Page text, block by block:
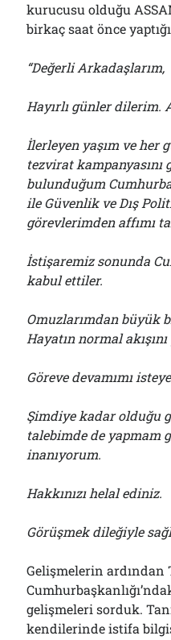
kurucusu olduğu
birkaç saat önce
“Değerli Arkadaşlarım,
Hayırlı günler dilerim.
İlerleyen yaşım ve her
tezvirat kampanyasını
bulunduğum
ile Güvenlik ve Dış
görevlerimden affımı
İstişaremiz sonunda
kabul ettiler.
Omuzlarımdan büyük
Hayatın normal
Göreve devamımı
Şimdiye kadar olduğu
talebimde de yapmam
inanıyorum.
Hakkınızı helal ediniz.
Görüşmek dileğiyle
Gelişmelerin ardından
gelişmeleri sorduk.
kendilerinde istifa